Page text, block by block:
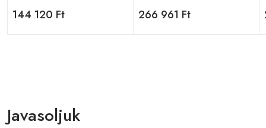
144 120 Ft 266 961 Ft
Javasoljuk